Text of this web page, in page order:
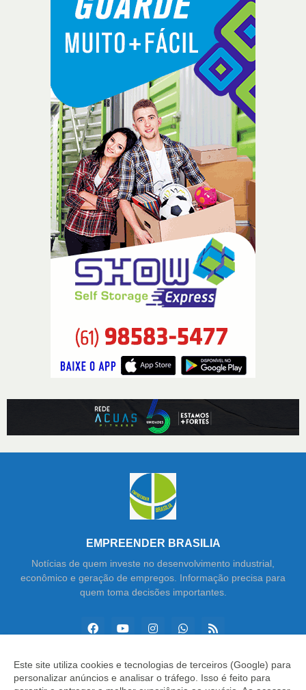
EMPREENDER BRASILIA
Notícias de quem investe no desenvolvimento industrial,
econômico e geração de empregos. Informação precisa para
quem toma decisões importantes.
Copyright ©2026Empreender Brasília
Este site utiliza cookies e tecnologias de terceiros (Google) para
personalizar anúncios e analisar o tráfego. Isso é feito para